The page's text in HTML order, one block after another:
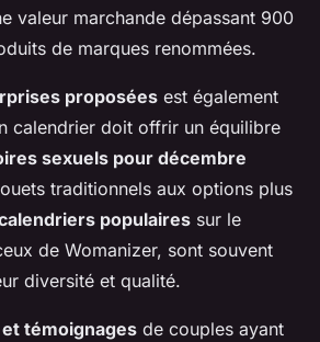
valeur marchande dépassant 900
de marques renommées.
proposées est également
calendrier doit offrir un équilibre
sexuels pour décembre
traditionnels aux options plus
populaires sur le
de Womanizer, sont souvent
diversité et qualité.
témoignages de couples ayant